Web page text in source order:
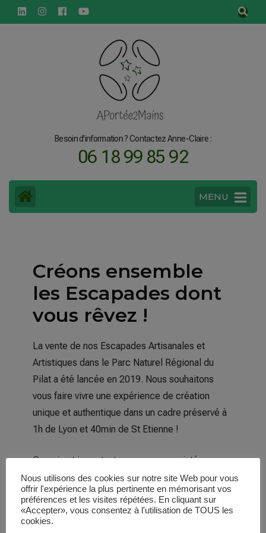
principal
Besoin d'information ? Contactez Anne-Claire :
06 18 99 85 92
MENU
Créons ensemble
les Escapades dont
vous rêvez !
La vente de nos Escapades Artisanales et
Artistiques dans le Parc Naturel Régional du
Pilat a été lancée en 2019. Nous souhaitons
vous faire vivre une expérience de création
unique et authentique dans un cadre préservé à
1h de Lyon et 40min de St Etienne !
Ce qui est important pour vous nous intéresse.
Nous avons à cœur de vous faire vivre de belles
expériences, alors nous vous donnons tout
simplement la parole !
Nous utilisons des cookies sur notre site Web pour vous
offrir l'expérience la plus pertinente en mémorisant vos
préférences et les visites répétées. En cliquant sur
«Accepter», vous consentez à l'utilisation de TOUS les
cookies.